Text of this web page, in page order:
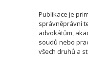
Publikace je
správněprávní
advokátům,
soudů nebo
všech druhů a